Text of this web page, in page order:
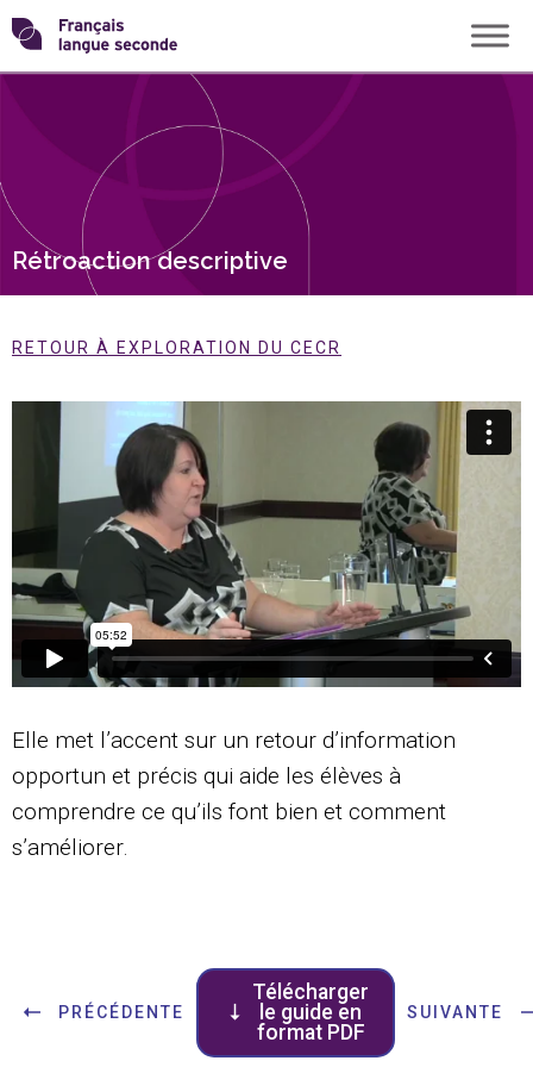
Skip
to
content
Transformons
langue
Rétroaction descriptive
RETOUR À EXPLORATION DU CECR
Elle met l’accent sur un retour d’information
opportun et précis qui aide les élèves à
comprendre ce qu’ils font bien et comment
s’améliorer.
PRÉCÉDENTE
Télécharger
le guide en
format PDF
SUIVANTE